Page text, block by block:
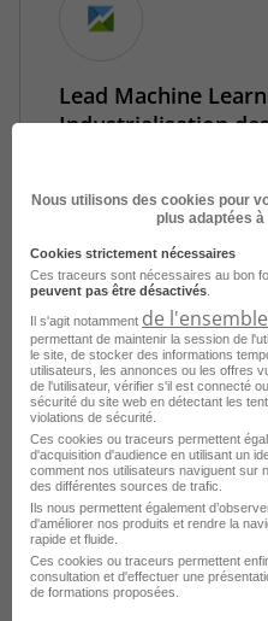
Lead Machine
Industrialisation
Publié le 5 août 2026
Je postule
Thèse Évaluation et
Small Language
Spécifique pour les
Nous utilisons des cookies pour
plus adaptées
Cookies strictement nécessaires
Ces traceurs sont nécessaires au bon
peuvent pas être désactivés
Il s'agit notamment de
permettant de maintenir la session de
le site, de stocker des informations
utilisateurs, les annonces ou les offres
de l'utilisateur, vérifier s'il est connecté
sécurité du site web en détectant les
violations de sécurité.
Ces cookies ou traceurs permettent
d'acquisition d'audience en utilisant un
comment nos utilisateurs naviguent sur
des différentes sources de trafic.
Ils nous permettent également
d'améliorer nos produits et rendre la
rapide et fluide.
Ces cookies ou traceurs permettent
consultation et d'effectuer une
de formations proposées.